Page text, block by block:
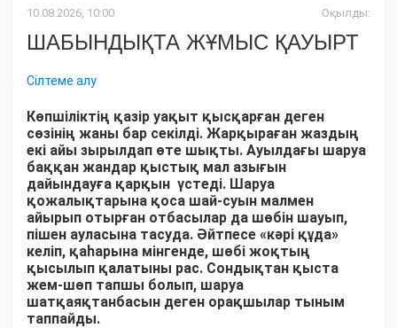
10.08.2026, 10:00 Оқылды:
ШАБЫНДЫҚТА ЖҰМЫС ҚАУЫРТ
Сілтеме алу
Көпшіліктің қазір уақыт қысқарған деген
сөзінің жаны бар секілді. Жарқыраған жаздың
екі айы зырылдап өте шықты. Ауылдағы шаруа
баққан жандар қыстық мал азығын
дайындауға қарқын үстеді. Шаруа
қожалықтарына қоса шай-суын малмен
айырып отырған отбасылар да шөбін шауып,
пішен ауласына тасуда. Әйтпесе «кәрі құда»
келіп, қаһарына мінгенде, шөбі жоқтың
қысылып қалатыны рас. Сондықтан қыста
жем-шөп тапшы болып, шаруа
шатқаяқтанбасын деген орақшылар тыным
таппайды.